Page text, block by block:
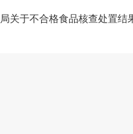
关于不合格食品核查处置结